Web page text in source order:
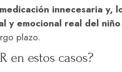
innecesaria y,
y emocional real del
plazo.
en estos casos?